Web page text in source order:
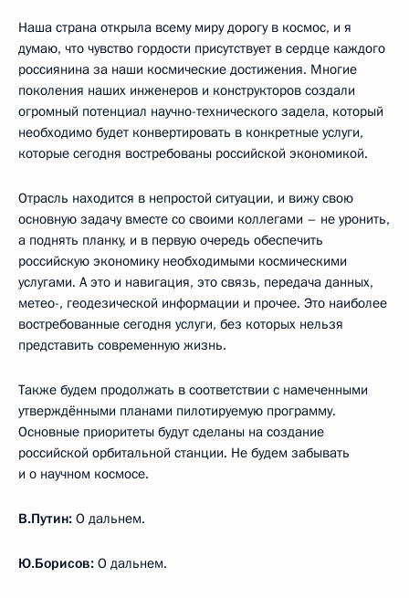
Наша страна открыла всему миру дорогу в космос, и я
думаю, что чувство гордости присутствует в сердце каждого
россиянина за наши космические достижения. Многие
поколения наших инженеров и конструкторов создали
огромный потенциал научно-технического задела, который
необходимо будет конвертировать в конкретные услуги,
которые сегодня востребованы российской экономикой.
Отрасль находится в непростой ситуации, и вижу свою
основную задачу вместе со своими коллегами – не уронить,
а поднять планку, и в первую очередь обеспечить
российскую экономику необходимыми космическими
услугами. А это и навигация, это связь, передача данных,
метео-, геодезической информации и прочее. Это наиболее
востребованные сегодня услуги, без которых нельзя
представить современную жизнь.
Также будем продолжать в соответствии с намеченными
утверждёнными планами пилотируемую программу.
Основные приоритеты будут сделаны на создание
российской орбитальной станции. Не будем забывать
и о научном космосе.
В.Путин: О дальнем.
Ю.Борисов: О дальнем.